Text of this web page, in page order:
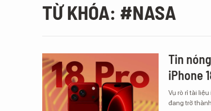
TỪ KHÓA: #NASA
Tin
iPhone
Vụ rò rỉ tài
đang trở